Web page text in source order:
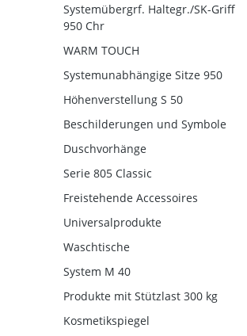
Systemübergrf. Haltegr./SK-Griff
950 Chr
WARM TOUCH
Systemunabhängige Sitze 950
Höhenverstellung S 50
Beschilderungen und Symbole
Duschvorhänge
Serie 805 Classic
Freistehende Accessoires
Universalprodukte
Waschtische
System M 40
Produkte mit Stützlast 300 kg
Kosmetikspiegel